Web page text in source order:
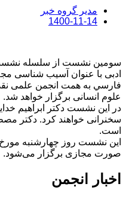
مدیر گروه خبر
1400-11-14
سومین نشست از سلسله
ادبی با عنوان آسیب شناسی
فارسي به همت انجمن علمی نقد
علوم انسانی برگزار خواهد شد.
در این نشست دکتر ابراهیم
سخنرانی خواهند کرد. دکتر
است.
صورت مجازی برگزار می‌‌شود.
اخبار انجمن